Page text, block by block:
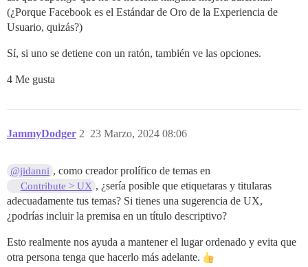
(¿Porque Facebook es el Estándar de Oro de la Experiencia de
Usuario, quizás?)
Sí, si uno se detiene con un ratón, también ve las opciones.
4 Me gusta
JammyDodger 23 Marzo, 2024 08:06
2
@jidanni , como creador prolífico de temas en
Contribute > UX , ¿sería posible que etiquetaras y titularas
adecuadamente tus temas? Si tienes una sugerencia de UX,
¿podrías incluir la premisa en un título descriptivo?
Esto realmente nos ayuda a mantener el lugar ordenado y evita que
otra persona tenga que hacerlo más adelante.